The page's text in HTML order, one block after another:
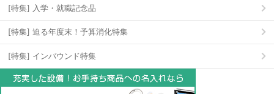
[特集] 入学・就職記念品
[特集] 迫る年度末！予算消化特集
[特集] インバウンド特集